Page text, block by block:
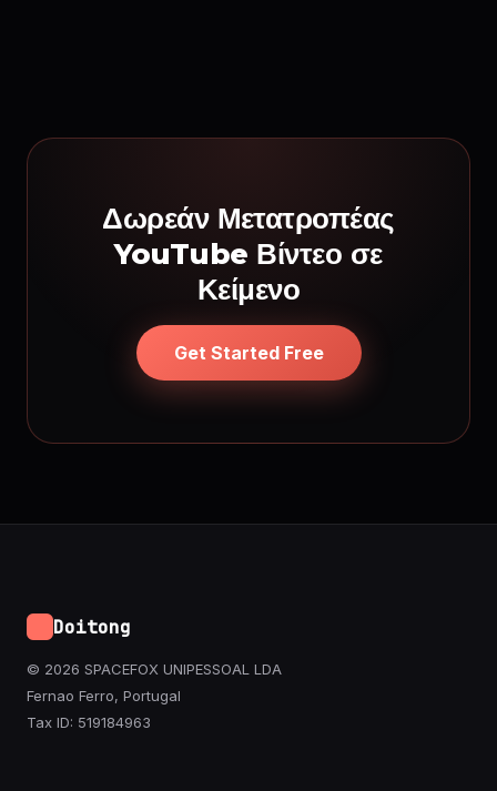
Δωρεάν Μετατροπέας
YouTube Βίντεο σε
Κείμενο
Get Started Free
Doitong
© 2026 SPACEFOX UNIPESSOAL LDA
Fernao Ferro, Portugal
Tax ID: 519184963